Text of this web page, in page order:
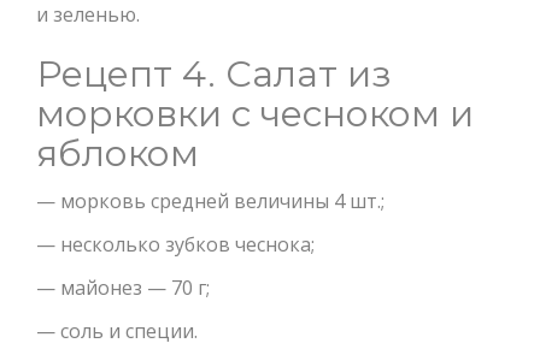
и зеленью.
Рецепт 4. Салат из
морковки с чесноком и
яблоком
— морковь средней величины 4 шт.;
— несколько зубков чеснока;
— майонез — 70 г;
— соль и специи.